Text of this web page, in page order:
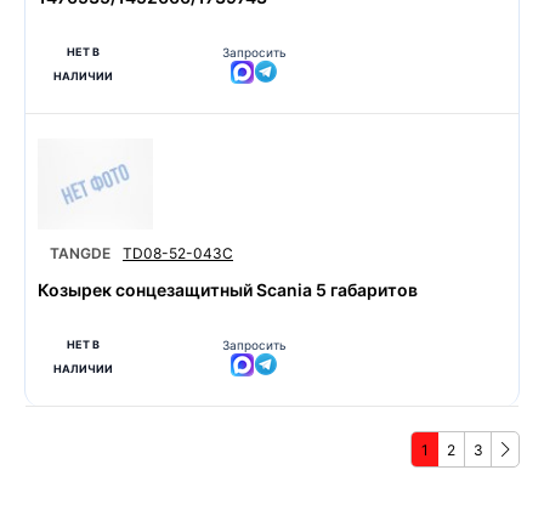
НЕТ В
НАЛИЧИИ
Запросить
TANGDE TD08-52-043C
Козырек сонцезащитный Scania 5 габаритов
НЕТ В
НАЛИЧИИ
Запросить
1 2 3